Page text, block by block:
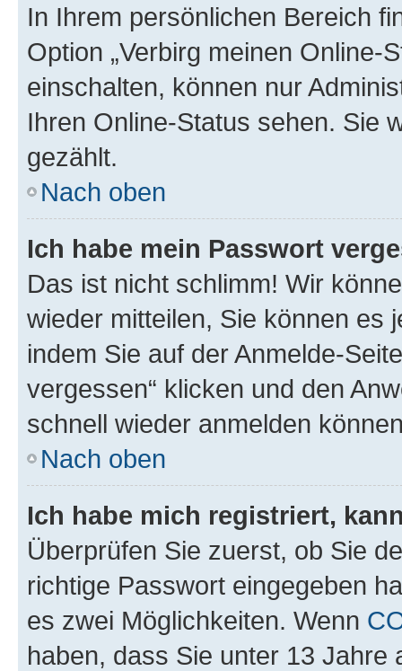
In Ihrem persönlichen Bereich
Option „Verbirg meinen Online-
einschalten, können nur
Ihren Online-Status sehen. Sie
gezählt.
Nach oben
Ich habe mein Passwort
Das ist nicht schlimm! Wir
wieder mitteilen, Sie können es
indem Sie auf der Anmelde-
vergessen“ klicken und den
schnell wieder anmelden
Nach oben
Ich habe mich registriert,
Überprüfen Sie zuerst, ob Sie
richtige Passwort eingegeben
es zwei Möglichkeiten. Wenn
haben, dass Sie unter 13 Jahre